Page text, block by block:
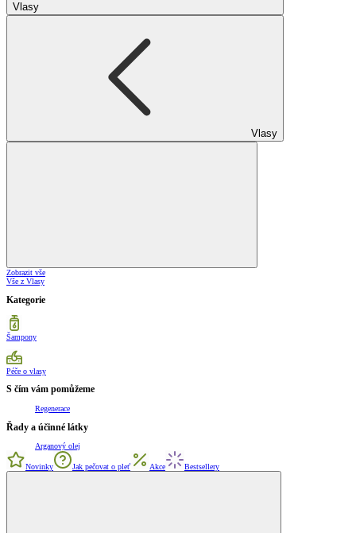
Vlasy
Vlasy
Zobrazit vše
Vše z Vlasy
Kategorie
Šampony
Péče o vlasy
S čím vám pomůžeme
Regenerace
Řady a účinné látky
Arganový olej
Novinky Jak pečovat o pleť Akce Bestsellery